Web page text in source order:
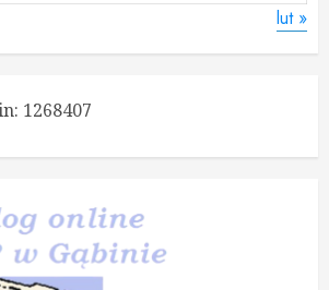
lut »
1268407